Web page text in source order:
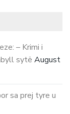
– Krimi i
sytë August
sa prej tyre u